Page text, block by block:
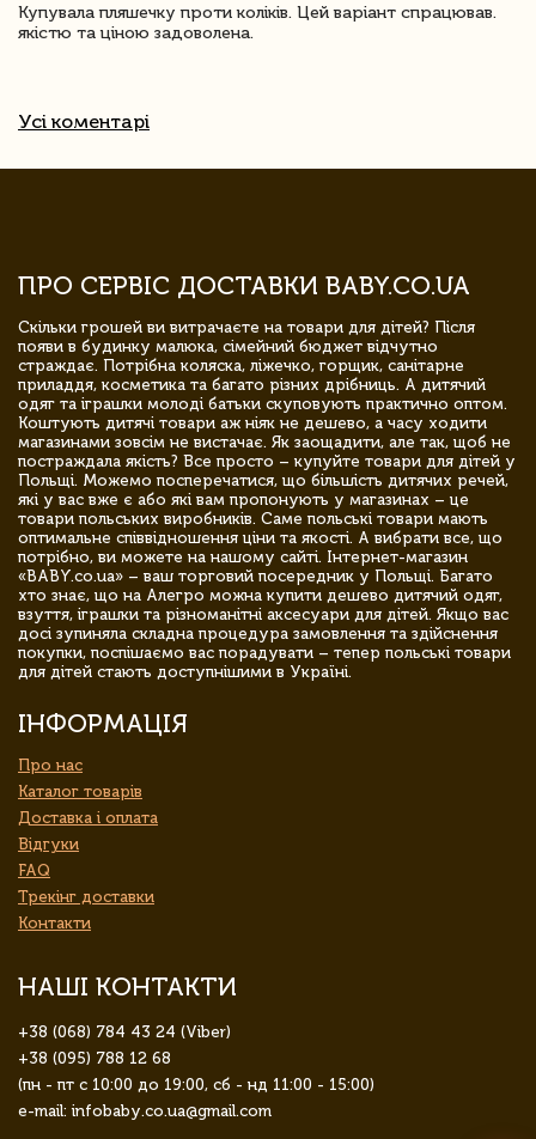
Купувала пляшечку проти коліків. Цей варіант спрацював.
якістю та ціною задоволена.
Усі коментарі
ПРО СЕРВІС ДОСТАВКИ BABY.CO.UA
Скільки грошей ви витрачаєте на товари для дітей? Після
появи в будинку малюка, сімейний бюджет відчутно
страждає. Потрібна коляска, ліжечко, горщик, санітарне
приладдя, косметика та багато різних дрібниць. А дитячий
одяг та іграшки молоді батьки скуповують практично оптом.
Коштують дитячі товари аж ніяк не дешево, а часу ходити
магазинами зовсім не вистачає. Як заощадити, але так, щоб не
постраждала якість? Все просто – купуйте товари для дітей у
Польщі. Можемо посперечатися, що більшість дитячих речей,
які у вас вже є або які вам пропонують у магазинах – це
товари польських виробників. Саме польські товари мають
оптимальне співвідношення ціни та якості. А вибрати все, що
потрібно, ви можете на нашому сайті. Інтернет-магазин
«BABY.co.ua» – ваш торговий посередник у Польщі. Багато
хто знає, що на Алегро можна купити дешево дитячий одяг,
взуття, іграшки та різноманітні аксесуари для дітей. Якщо вас
досі зупиняла складна процедура замовлення та здійснення
покупки, поспішаємо вас порадувати – тепер польські товари
для дітей стають доступнішими в Україні.
ІНФОРМАЦІЯ
Про нас
Каталог товарів
Доставка і оплата
Відгуки
FAQ
Трекінг доставки
Контакти
НАШІ КОНТАКТИ
+38 (068) 784 43 24 (Viber)
+38 (095) 788 12 68
(пн - пт с 10:00 до 19:00, сб - нд 11:00 - 15:00)
e-mail: infobaby.co.ua@gmail.com